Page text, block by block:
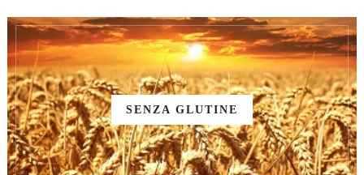
SENZA GLUTINE